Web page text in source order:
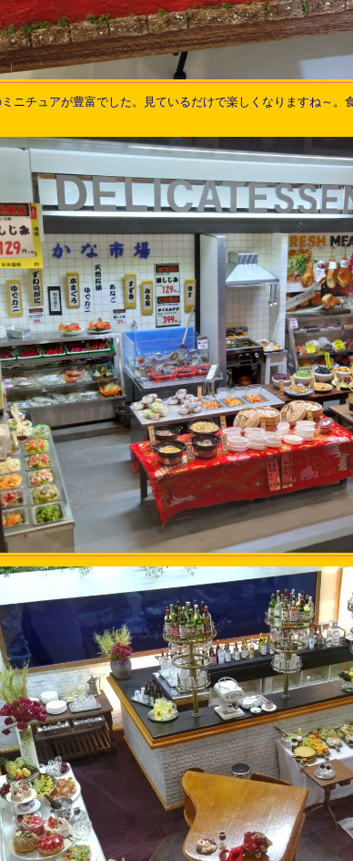
ニチュアが豊富でした。見ているだけで楽しくなりますね～